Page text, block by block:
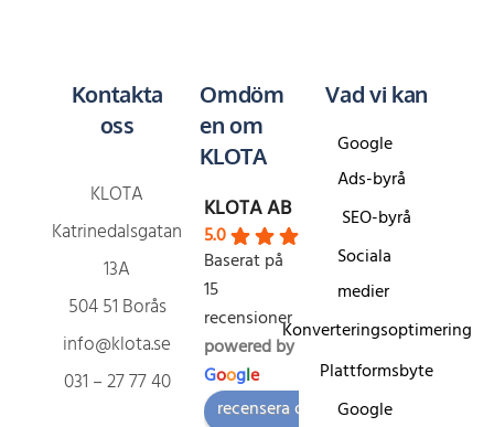
Kontakta
oss
KLOTA
Katrinedalsgatan
13A
504 51 Borås
info@klota.se
031 – 27 77 40
Omdöm
en om
KLOTA
KLOTA AB
5.0
Baserat på
15
recensioner
powered by
Google
recensera oss på
Vad vi kan
Google
Ads-byrå
SEO-byrå
Sociala
medier
Konverteringsoptimering
Plattformsbyte
Google